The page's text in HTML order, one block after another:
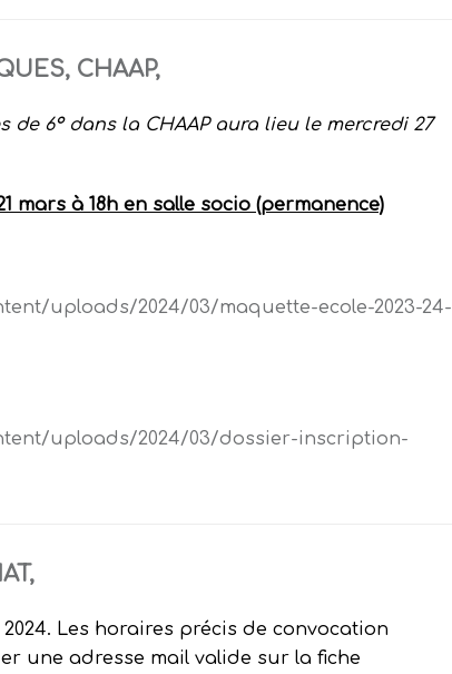
, CHAAP,
de 6° dans la CHAAP aura lieu le mercredi 27
mars à 18h en salle socio (permanence)
uploads/2024/03/maquette-ecole-2023-24-
uploads/2024/03/dossier-inscription-
Les horaires précis de convocation
une adresse mail valide sur la fiche